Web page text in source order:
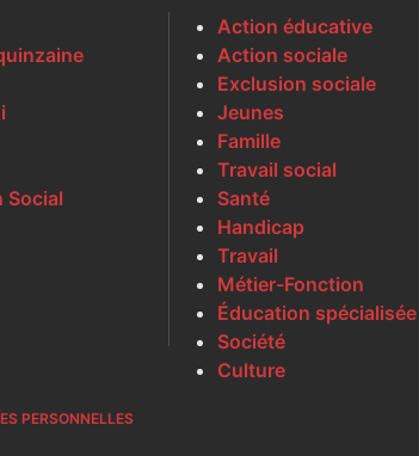
Social
Action éducative
Action sociale
Exclusion sociale
Jeunes
Famille
Travail social
Santé
Handicap
Travail
Métier-Fonction
Éducation spécialisée
Société
Culture
PERSONNELLES